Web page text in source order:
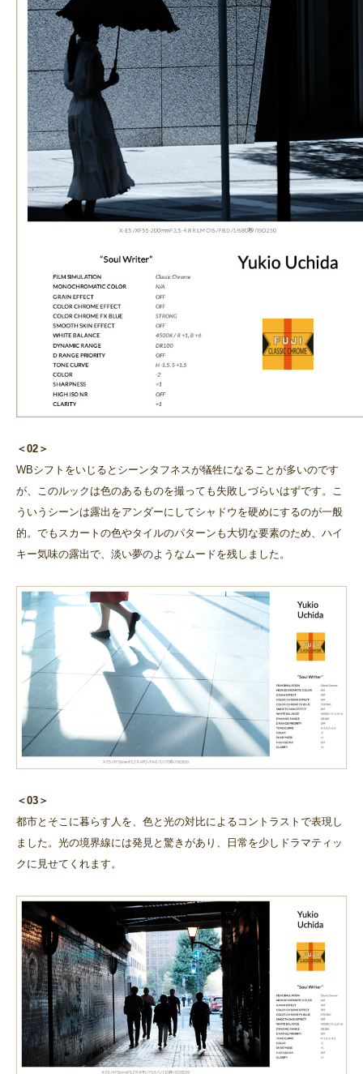
＜02＞
WBシフトをいじるとシーンタフネスが犠牲になることが多いのです
が、このルックは色のあるものを撮っても失敗しづらいはずです。こ
ういうシーンは露出をアンダーにしてシャドウを硬めにするのが一般
的。でもスカートの色やタイルのパターンも大切な要素のため、ハイ
キー気味の露出で、淡い夢のようなムードを残しました。
＜03＞
都市とそこに暮らす人を、色と光の対比によるコントラストで表現し
ました。光の境界線には発見と驚きがあり、日常を少しドラマティッ
クに見せてくれます。